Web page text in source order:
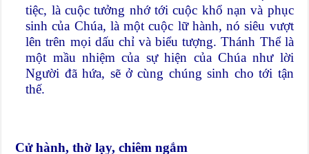
tiệc, là cuộc tưởng nhớ tới cuộc khổ nạn và phục
sinh của Chúa, là một cuộc lữ hành, nó siêu vượt
lên trên mọi dấu chỉ và biểu tượng. Thánh Thể là
một mầu nhiệm của sự hiện của Chúa như lời
Người đã hứa, sẽ ở cùng chúng sinh cho tới tận
thế.
Cử hành, thờ lạy, chiêm ngắm